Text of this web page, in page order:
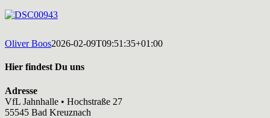
Oliver Boos2026-02-09T09:51:35+01:00
Hier findest Du uns
Adresse
VfL Jahnhalle • Hochstraße 27
55545 Bad Kreuznach